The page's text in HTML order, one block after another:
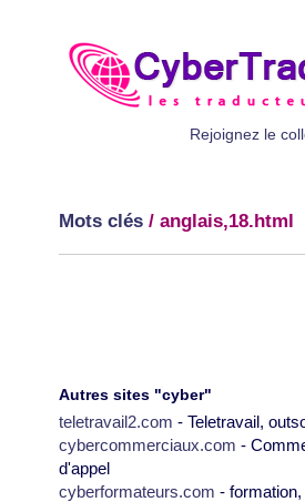
Rejoignez le
Mots clés / anglais,18.html
Autres sites "cyber"
teletravail2.com - Teletravail,
cybercommerciaux.com -
d'appel
cyberformateurs.com -